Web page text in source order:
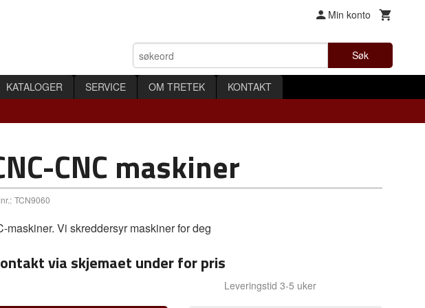
Min konto
Søk
KATALOGER SERVICE OM TRETEK KONTAKT
CNC maskiner
TCN9060
maskiner. Vi skreddersyr maskiner for deg
via skjemaet under for pris
Leveringstid 3-5 uker